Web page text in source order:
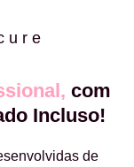
com
Incluso!
de